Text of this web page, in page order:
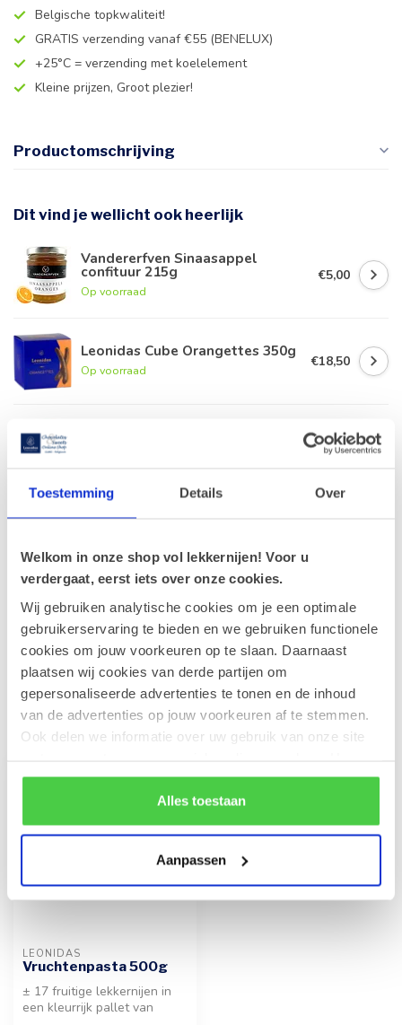
Toestemming Details Over
Welkom in onze shop vol lekkernijen! Voor u
verdergaat, eerst iets over onze cookies.
Wij gebruiken analytische cookies om je een optimale
gebruikerservaring te bieden en we gebruiken functionele
cookies om jouw voorkeuren op te slaan. Daarnaast
plaatsen wij cookies van derde partijen om
gepersonaliseerde advertenties te tonen en de inhoud
van de advertenties op jouw voorkeuren af te stemmen.
Ook delen we informatie over uw gebruik van onze site
rekening mee dat als je bepaalde cookies blokkeert, het
de correcte werking van de website kan verstoren.
Alles toestaan
Aanpassen
Belgische topkwaliteit!
GRATIS verzending vanaf €55 (BENELUX)
+25°C = verzending met koelelement
Kleine prijzen, Groot plezier!
Productomschrijving
Dit vind je wellicht ook heerlijk
Vandererfven Sinaasappel
confituur 215g
Op voorraad
€5,00
Leonidas Cube Orangettes 350g
Op voorraad
€18,50
€6,00
Leonidas Schijfjes citroen /
Op voorraad
Leonidas Cube Studentenhaver
300g
Op voorraad
€16,10
Recent bekeken
LEONIDAS
Vruchtenpasta 500g
± 17 fruitige lekkernijen in
een kleurrijk pallet van